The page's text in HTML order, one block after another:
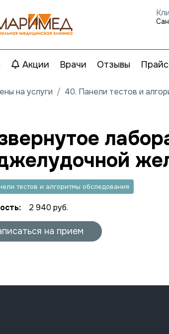
Акции Врачи Отзывы
на услуги 40. Панели тестов и
тестов и алгоритмы обследования
2 940 руб.
на прием